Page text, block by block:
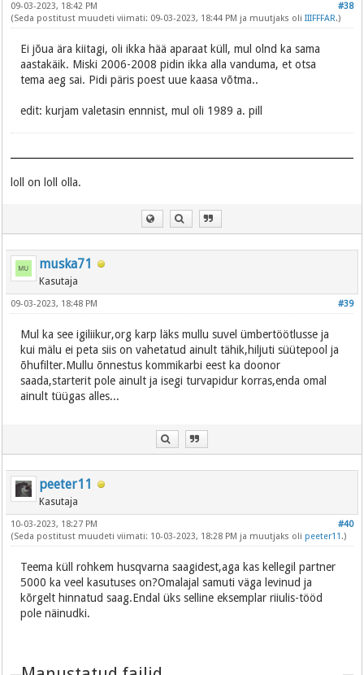
#38
09-03-2023, 18:42 PM
(Seda postitust muudeti viimati: 09-03-2023, 18:44 PM ja muutjaks oliIIIFFFAR.)
Ei jõua ära kiitagi, oli ikka hää aparaat küll, mul olnd ka sama
aastakäik. Miski 2006-2008 pidin ikka alla vanduma, et otsa
tema aeg sai. Pidi päris poest uue kaasa võtma..
edit: kurjam valetasin ennnist, mul oli 1989 a. pill
loll on loll olla.
muska71
Kasutaja
#39
09-03-2023, 18:48 PM
Mul ka see igiliikur,org karp läks mullu suvel ümbertöötlusse ja
kui mälu ei peta siis on vahetatud ainult tähik,hiljuti süütepool ja
õhufilter.Mullu õnnestus kommikarbi eest ka doonor
saada,starterit pole ainult ja isegi turvapidur korras,enda omal
ainult tüügas alles...
peeter11
Kasutaja
#40
10-03-2023, 18:27 PM
(Seda postitust muudeti viimati: 10-03-2023, 18:28 PM ja muutjaks oli peeter11 .)
Teema küll rohkem husqvarna saagidest,aga kas kellegil partner
5000 ka veel kasutuses on?Omalajal samuti väga levinud ja
kõrgelt hinnatud saag.Endal üks selline eksemplar riiulis-tööd
pole näinudki.